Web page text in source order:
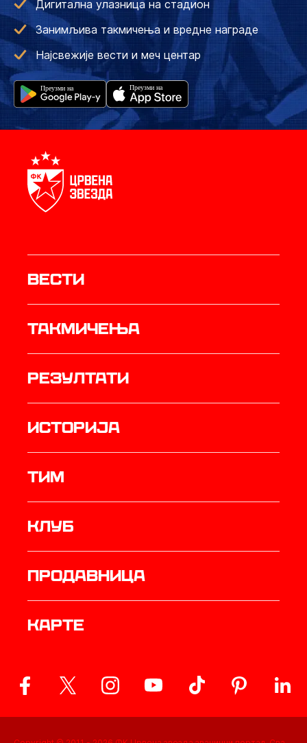
Дигитална улазница на стадион
Занимљива такмичења и вредне награде
Најсвежије вести и меч центар
Вести
Такмичења
резултати
историја
ТИМ
Клуб
продавница
Карте